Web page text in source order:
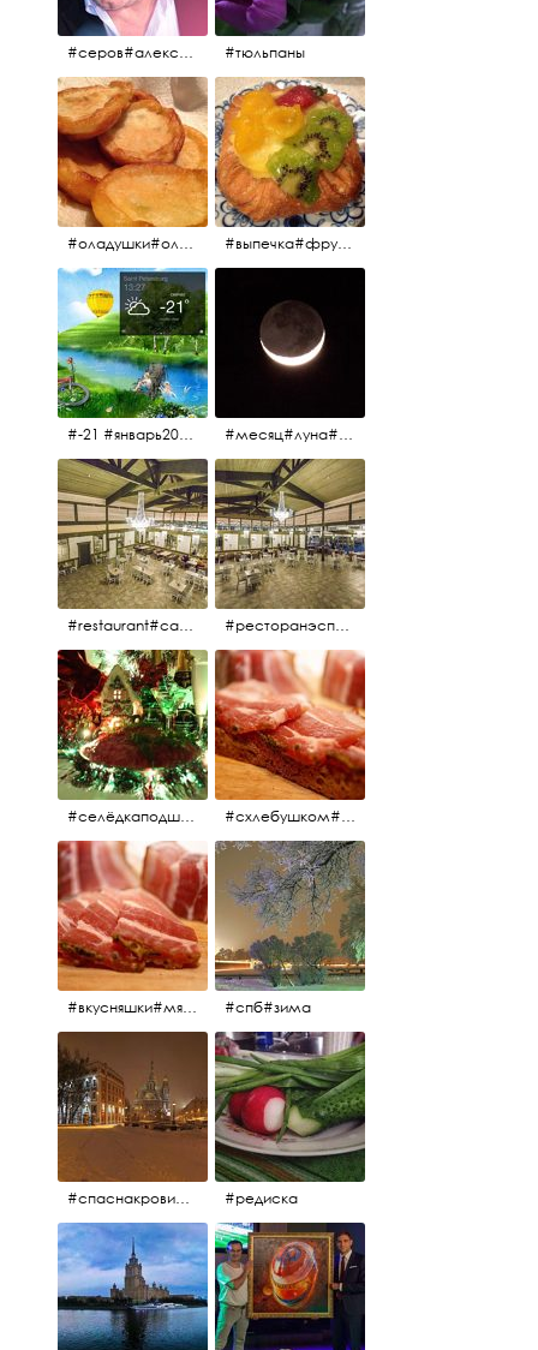
#серов#александрсеров#певец#народныйартист#эстрадныйпевец#композитор#тыменялюбишь#мадонна#ялюблютебядослёз #тюльпаны
#оладушки#оладушкинакефире #оладушкисяблоками #кефир#яблоки С утра испёк, на кефире с яблоками. #выпечка#фрукты#пекарня#зима
#-21 #январь2017 #зима2017 #санктпетербург2017 #месяц#луна#африканскаялуна#moon#moon🌙
#restaurant#candidates #aspila #restaurantaspils ресторан#ресторанэспиля#эспланада#концертнаяэстрада #ресторанэспиля#restaurantaspils#aspila#candidates#эспланада#концертнаяэстрада
#селёдкаподшубой#основноеблюдо#новыйгод#шампанское#праздник #схлебушком#мясо
#вкусняшки#мясо #спб#зима
#спаснакрови#зима#спб #редиска